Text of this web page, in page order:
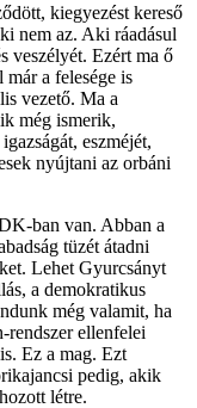
kiegyezést kereső
nem az. Aki ráadásul
veszélyét. Ezért ma ő
már a felesége is
vezető. Ma a
még ismerik,
eszméjét,
nyújtani az orbáni
ban van. Abban a
tüzét átadni
Lehet Gyurcsányt
a demokratikus
még valamit, ha
rendszer ellenfelei
Ez a mag. Ezt
pedig, akik
létre.